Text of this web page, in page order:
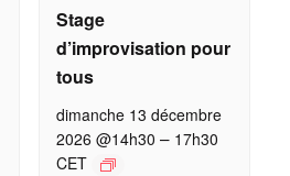
Stage
d’improvisation pour
tous
dimanche 13 décembre
2026 @14h30 – 17h30
CET